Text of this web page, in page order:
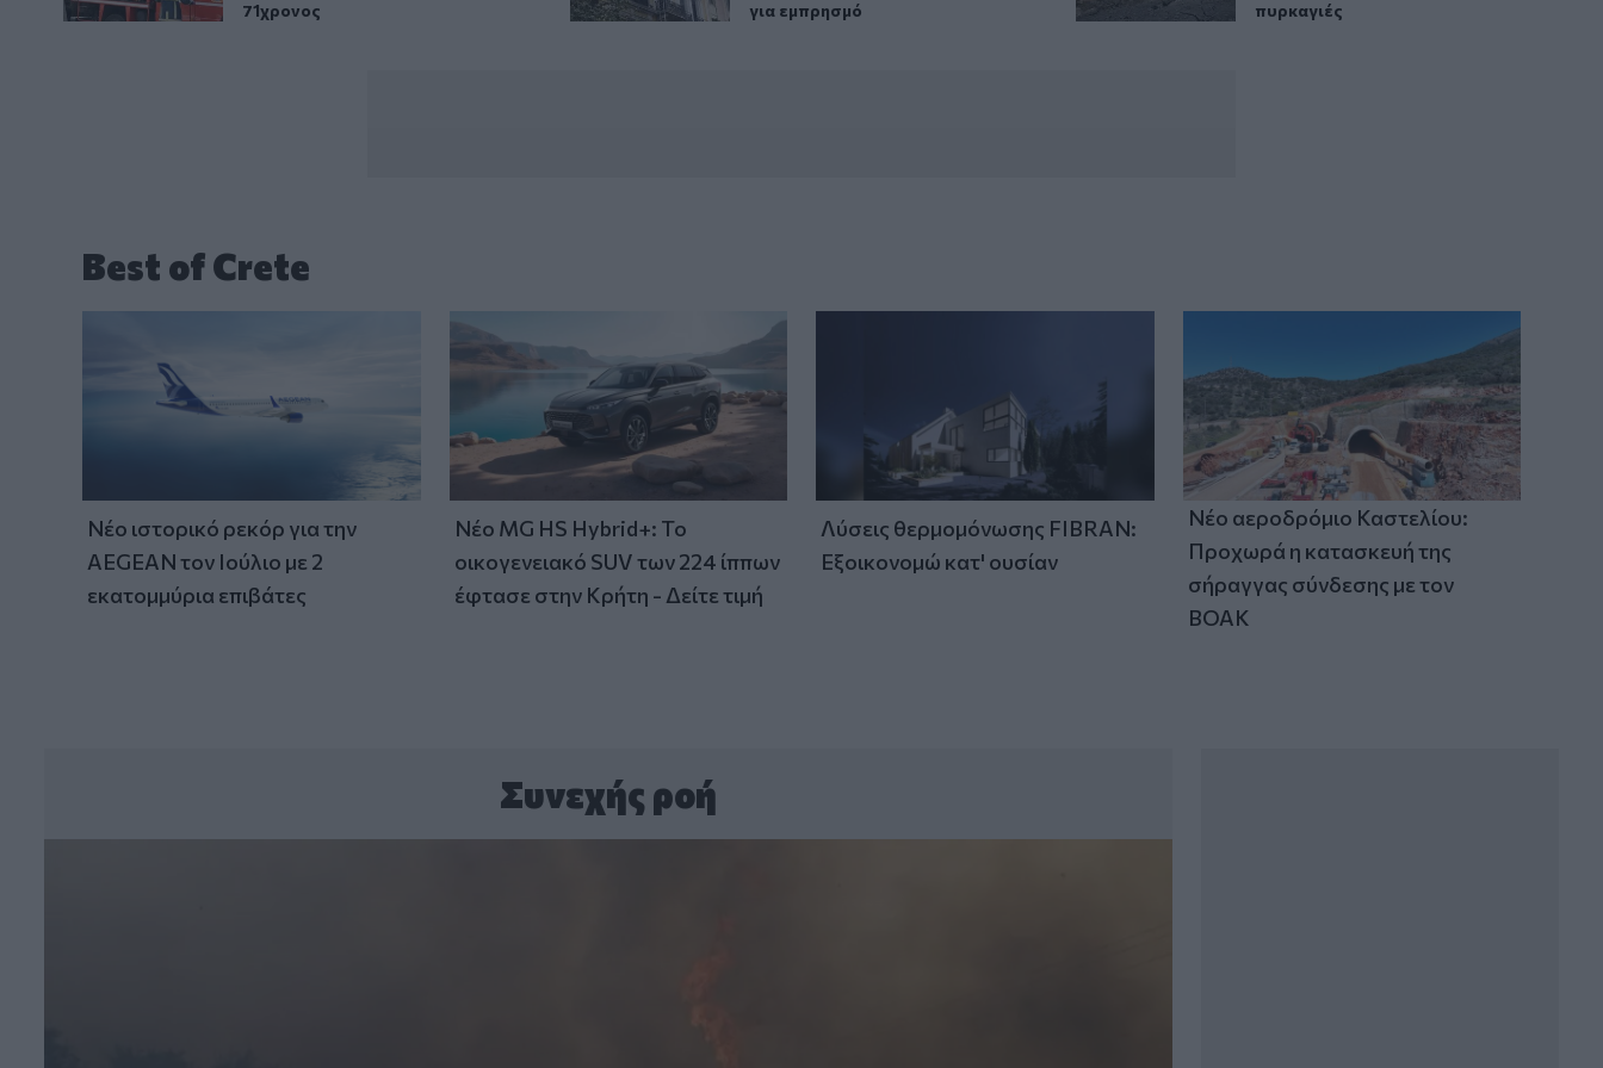
Τραγωδία στην Εύβοια: Νεκρός
71χρονος
για εμπρησμό
πυρκαγιές
Best of Crete
Νέο ιστορικό ρεκόρ για την
AEGEAN τον Ιούλιο με 2
εκατομμύρια επιβάτες
Νέο MG HS Hybrid+: Το
οικογενειακό SUV των 224 ίππων
έφτασε στην Κρήτη - Δείτε τιμή
Λύσεις θερμομόνωσης FIBRAN:
Εξοικονομώ κατ' ουσίαν
Νέο αεροδρόμιο Καστελίου:
Προχωρά η κατασκευή της
σήραγγας σύνδεσης με τον
ΒΟΑΚ
Συνεχής ροή